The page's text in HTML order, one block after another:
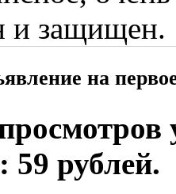
и защищен.
на
59 рублей.